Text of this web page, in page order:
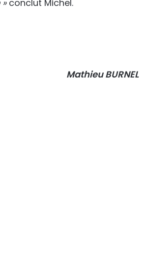
conclut Michel.
Mathieu BURNEL